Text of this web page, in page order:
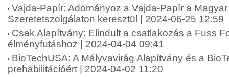
Vajda-Papír: Adományoz a Vajda-Papír a
Szeretetszolgálaton keresztül | 2024-06-25 12:59
Csak Alapítvány: Elindult a csatlakozás a Fuss
élményfutáshoz | 2024-04-04 09:41
BioTechUSA: A Mályvavirág Alapítvány és a
prehabilitációért | 2024-04-02 11:20